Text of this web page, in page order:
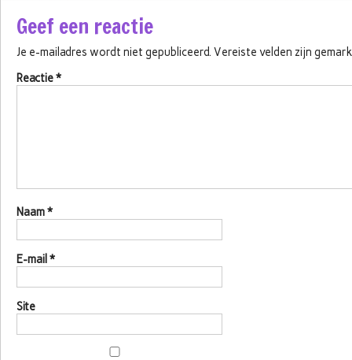
Geef een reactie
Je e-mailadres wordt niet gepubliceerd. Vereiste velden zijn
Reactie*
Naam*
E-mail *
Site